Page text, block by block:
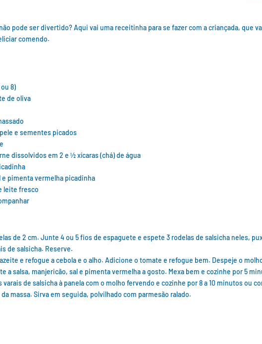
pode ser divertido? Aqui vai uma receitinha para se fazer com a criançada, que
comendo.
8)
de oliva
e sementes picados
dissolvidos em 2 e ½ xícaras (chá) de água
e pimenta vermelha picadinha
leite fresco
de 2 cm. Junte 4 ou 5 fios de espaguete e espete 3 rodelas de salsicha neles,
de salsicha. Reserve.
e refogue a cebola e o alho. Adicione o tomate e refogue bem. Despeje o
a salsa, manjericão, sal e pimenta vermelha a gosto. Mexa bem e cozinhe por 5
de salsicha à panela com o molho fervendo e cozinhe por 8 a 10 minutos ou
massa. Sirva em seguida, polvilhado com parmesão ralado.